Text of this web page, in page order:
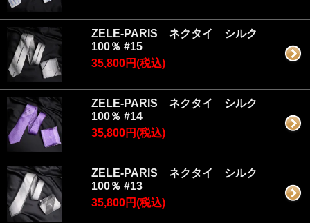
ZELE-PARIS ネクタイ シルク
100％ #15
35,800円(税込)
ZELE-PARIS ネクタイ シルク
100％ #14
35,800円(税込)
ZELE-PARIS ネクタイ シルク
100％ #13
35,800円(税込)